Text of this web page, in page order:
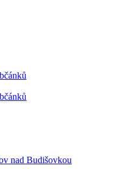
nad Budišovkou